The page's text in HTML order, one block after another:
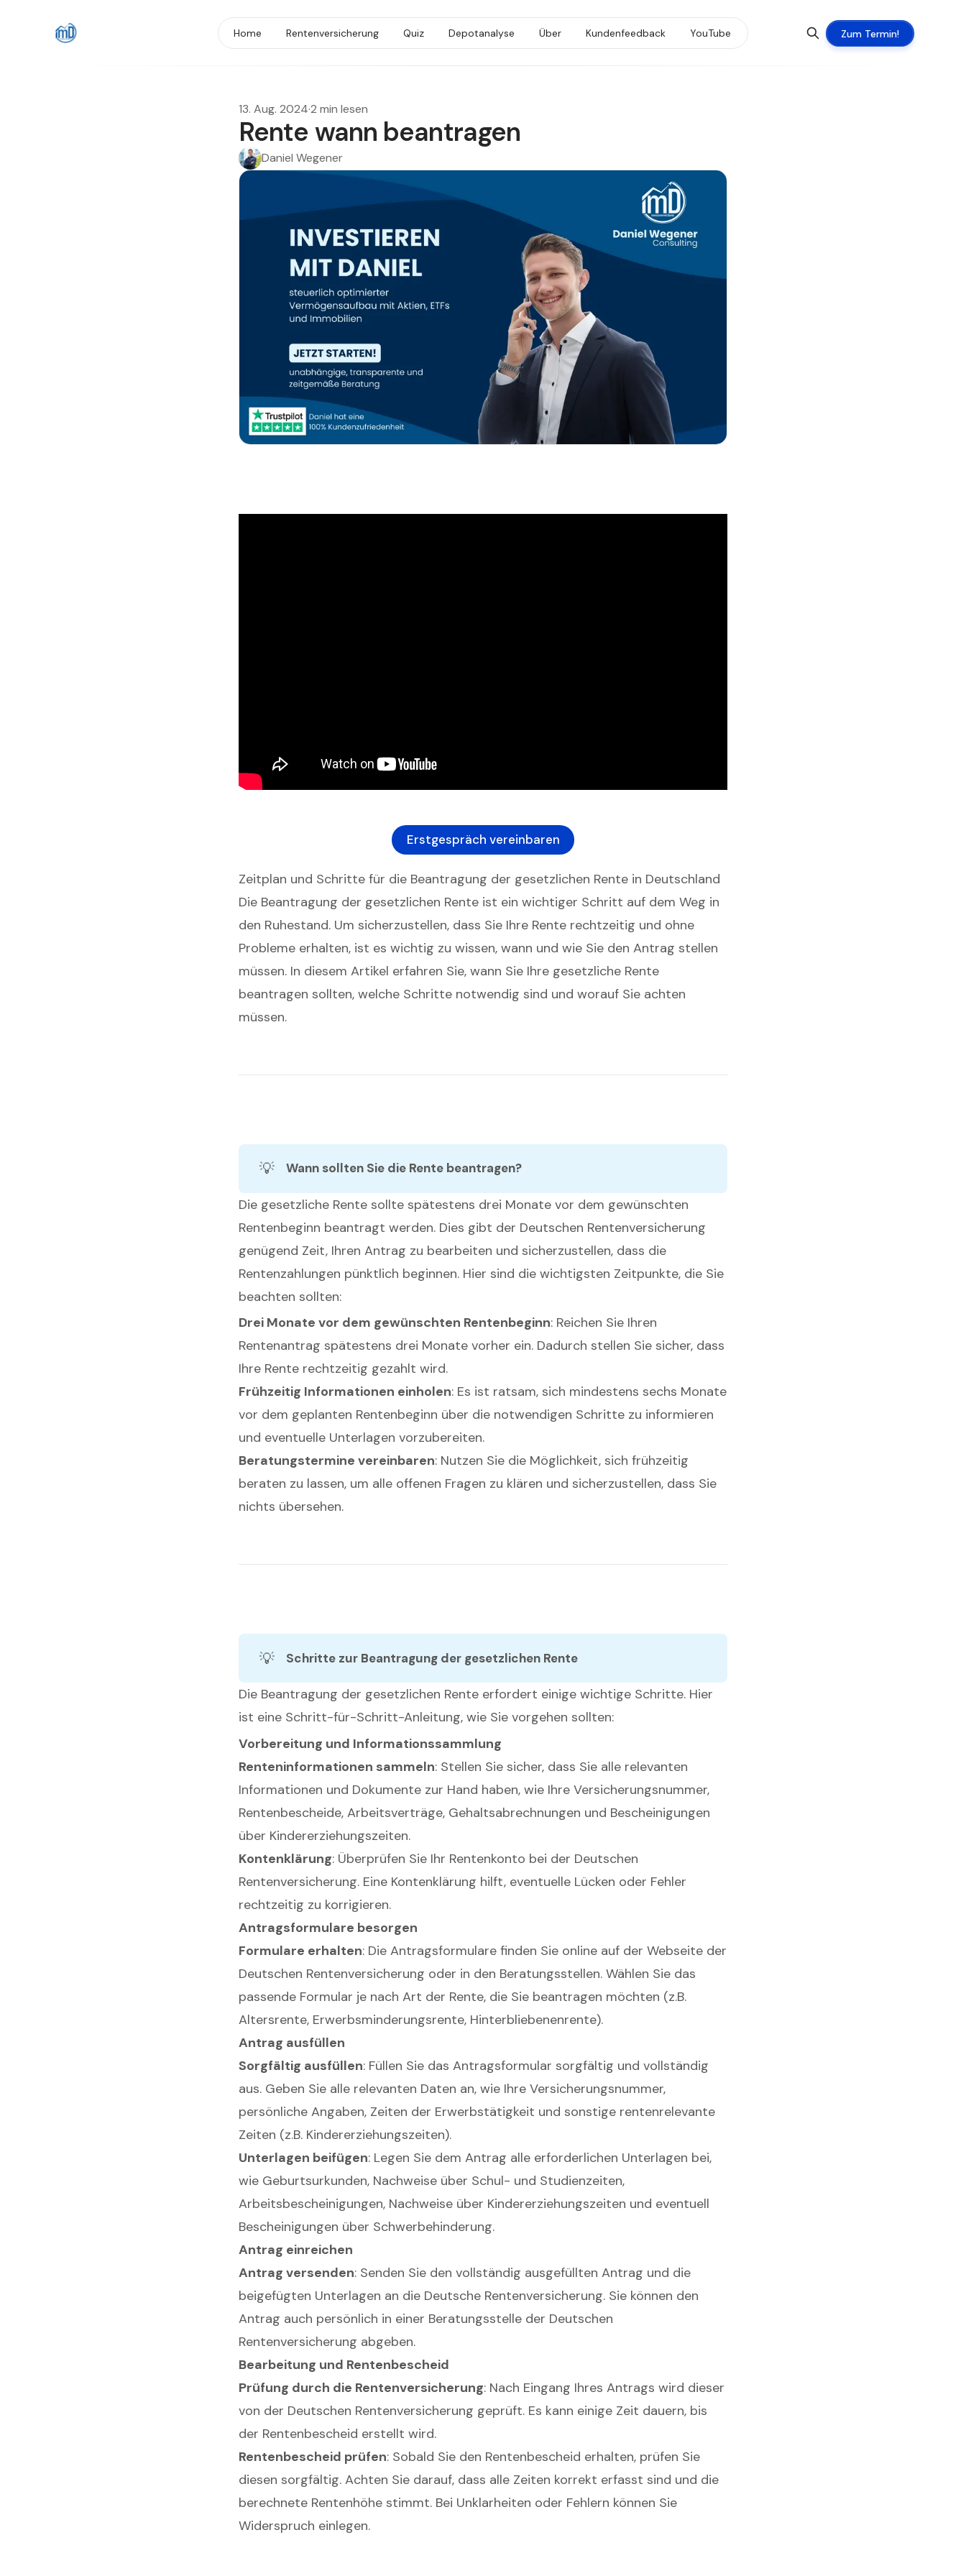
Home Rentenversicherung Quiz Depotanalyse Über Kundenfeedback YouTube Zum Termin!
13. Aug. 2024·2 min lesen
Rente wann beantragen
Daniel Wegener
Erstgespräch vereinbaren
Zeitplan und Schritte für die Beantragung der gesetzlichen Rente in Deutschland
Die Beantragung der gesetzlichen Rente ist ein wichtiger Schritt auf dem Weg in
den Ruhestand. Um sicherzustellen, dass Sie Ihre Rente rechtzeitig und ohne
Probleme erhalten, ist es wichtig zu wissen, wann und wie Sie den Antrag stellen
müssen. In diesem Artikel erfahren Sie, wann Sie Ihre gesetzliche Rente
beantragen sollten, welche Schritte notwendig sind und worauf Sie achten
müssen.
💡 Wann sollten Sie die Rente beantragen?
Die gesetzliche Rente sollte spätestens drei Monate vor dem gewünschten
Rentenbeginn beantragt werden. Dies gibt der Deutschen Rentenversicherung
genügend Zeit, Ihren Antrag zu bearbeiten und sicherzustellen, dass die
Rentenzahlungen pünktlich beginnen. Hier sind die wichtigsten Zeitpunkte, die Sie
beachten sollten:
Drei Monate vor dem gewünschten Rentenbeginn: Reichen Sie Ihren
Rentenantrag spätestens drei Monate vorher ein. Dadurch stellen Sie sicher, dass
Ihre Rente rechtzeitig gezahlt wird.
Frühzeitig Informationen einholen: Es ist ratsam, sich mindestens sechs Monate
vor dem geplanten Rentenbeginn über die notwendigen Schritte zu informieren
und eventuelle Unterlagen vorzubereiten.
Beratungstermine vereinbaren: Nutzen Sie die Möglichkeit, sich frühzeitig
beraten zu lassen, um alle offenen Fragen zu klären und sicherzustellen, dass Sie
nichts übersehen.
💡 Schritte zur Beantragung der gesetzlichen Rente
Die Beantragung der gesetzlichen Rente erfordert einige wichtige Schritte. Hier
ist eine Schritt-für-Schritt-Anleitung, wie Sie vorgehen sollten:
Vorbereitung und Informationssammlung
Renteninformationen sammeln: Stellen Sie sicher, dass Sie alle relevanten
Informationen und Dokumente zur Hand haben, wie Ihre Versicherungsnummer,
Rentenbescheide, Arbeitsverträge, Gehaltsabrechnungen und Bescheinigungen
über Kindererziehungszeiten.
Kontenklärung: Überprüfen Sie Ihr Rentenkonto bei der Deutschen
Rentenversicherung. Eine Kontenklärung hilft, eventuelle Lücken oder Fehler
rechtzeitig zu korrigieren.
Antragsformulare besorgen
Formulare erhalten: Die Antragsformulare finden Sie online auf der Webseite der
Deutschen Rentenversicherung oder in den Beratungsstellen. Wählen Sie das
passende Formular je nach Art der Rente, die Sie beantragen möchten (z.B.
Altersrente, Erwerbsminderungsrente, Hinterbliebenenrente).
Antrag ausfüllen
Sorgfältig ausfüllen: Füllen Sie das Antragsformular sorgfältig und vollständig
aus. Geben Sie alle relevanten Daten an, wie Ihre Versicherungsnummer,
persönliche Angaben, Zeiten der Erwerbstätigkeit und sonstige rentenrelevante
Zeiten (z.B. Kindererziehungszeiten).
Unterlagen beifügen: Legen Sie dem Antrag alle erforderlichen Unterlagen bei,
wie Geburtsurkunden, Nachweise über Schul- und Studienzeiten,
Arbeitsbescheinigungen, Nachweise über Kindererziehungszeiten und eventuell
Bescheinigungen über Schwerbehinderung.
Antrag einreichen
Antrag versenden: Senden Sie den vollständig ausgefüllten Antrag und die
beigefügten Unterlagen an die Deutsche Rentenversicherung. Sie können den
Antrag auch persönlich in einer Beratungsstelle der Deutschen
Rentenversicherung abgeben.
Bearbeitung und Rentenbescheid
Prüfung durch die Rentenversicherung: Nach Eingang Ihres Antrags wird dieser
von der Deutschen Rentenversicherung geprüft. Es kann einige Zeit dauern, bis
der Rentenbescheid erstellt wird.
Rentenbescheid prüfen: Sobald Sie den Rentenbescheid erhalten, prüfen Sie
diesen sorgfältig. Achten Sie darauf, dass alle Zeiten korrekt erfasst sind und die
berechnete Rentenhöhe stimmt. Bei Unklarheiten oder Fehlern können Sie
Widerspruch einlegen.